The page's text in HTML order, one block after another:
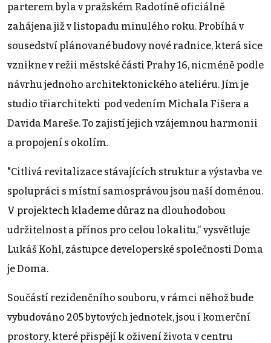
parterem byla v pražském Radotíně oficiálně
zahájena již v listopadu minulého roku. Probíhá v
sousedství plánované budovy nové radnice, která sice
vznikne v režii městské části Prahy 16, nicméně podle
návrhu jednoho architektonického ateliéru. Jím je
studio třiarchitekti pod vedením Michala Fišera a
Davida Mareše. To zajistí jejich vzájemnou harmonii
a propojení s okolím.
"Citlivá revitalizace stávajících struktur a výstavba ve
spolupráci s místní samosprávou jsou naší doménou.
V projektech klademe důraz na dlouhodobou
udržitelnost a přínos pro celou lokalitu,“ vysvětluje
Lukáš Kohl, zástupce developerské společnosti Doma
je Doma.
Součástí rezidenčního souboru, v rámci něhož bude
vybudováno 205 bytových jednotek, jsou i komerční
prostory, které přispějí k oživení života v centru